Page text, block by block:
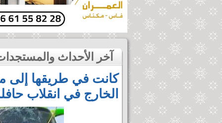
كانت في طريقها إلى
الخارج في انقلاب